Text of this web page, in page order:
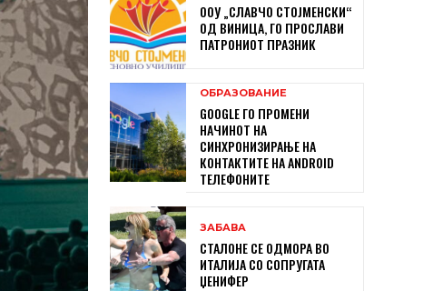
ООУ „СЛАВЧО СТОЈМЕНСКИ“
ОД ВИНИЦА, ГО ПРОСЛАВИ
ПАТРОНИОТ ПРАЗНИК
ОБРАЗОВАНИЕ
GOOGLE ГО ПРОМЕНИ
НАЧИНОТ НА
СИНХРОНИЗИРАЊЕ НА
КОНТАКТИТЕ НА ANDROID
ТЕЛЕФОНИТЕ
ЗАБАВА
СТАЛОНЕ СЕ ОДМОРА ВО
ИТАЛИЈА СО СОПРУГАТА
ЏЕНИФЕР